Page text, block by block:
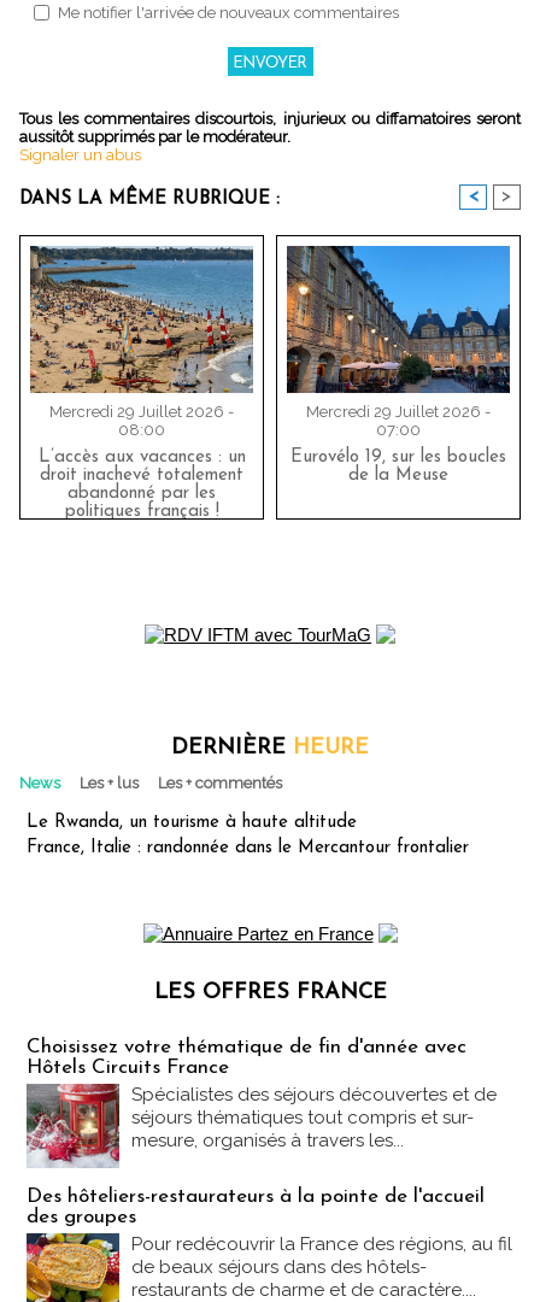
Me notifier l'arrivée de nouveaux commentaires
Tous les commentaires discourtois, injurieux ou diffamatoires seront
aussitôt supprimés par le modérateur.
Signaler un abus
DANS LA MÊME RUBRIQUE : < >
Mercredi 29 Juillet 2026 -
08:00
L’accès aux vacances : un
droit inachevé totalement
abandonné par les
politiques français !
Mercredi 29 Juillet 2026 -
07:00
Eurovélo 19, sur les boucles
de la Meuse
DERNIÈRE HEURE
News Les + lus Les + commentés
Le Rwanda, un tourisme à haute altitude
France, Italie : randonnée dans le Mercantour frontalier
LES OFFRES FRANCE
Choisissez votre thématique de fin d'année avec
Hôtels Circuits France
Spécialistes des séjours découvertes et de
séjours thématiques tout compris et sur-
mesure, organisés à travers les...
Des hôteliers-restaurateurs à la pointe de l'accueil
des groupes
Pour redécouvrir la France des régions, au fil
de beaux séjours dans des hôtels-
restaurants de charme et de caractère....